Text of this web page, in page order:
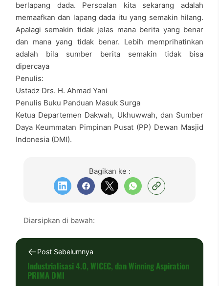
berlapang dada. Persoalan kita sekarang adalah
memaafkan dan lapang dada itu yang semakin hilang.
Apalagi semakin tidak jelas mana berita yang benar
dan mana yang tidak benar. Lebih memprihatinkan
adalah bila sumber berita semakin tidak bisa
dipercaya
Penulis:
Ustadz Drs. H. Ahmad Yani
Penulis Buku Panduan Masuk Surga
Ketua Departemen Dakwah, Ukhuwwah, dan Sumber
Daya Keummatan Pimpinan Pusat (PP) Dewan Masjid
Indonesia (DMI).
Bagikan ke :
Diarsipkan di bawah:
Post Sebelumnya
Industrialisasi 4.0, WICEC, dan Winning Aspiration
PRIMA DMI